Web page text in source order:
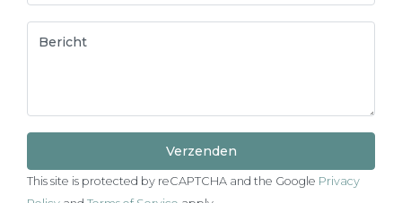
This site is protected by reCAPTCHA and the Google Privacy